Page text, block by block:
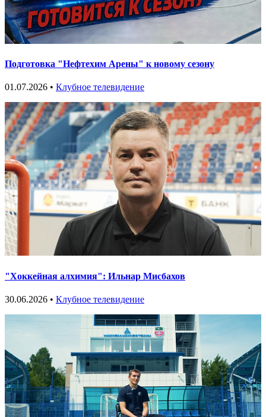
Подготовка "Нефтехим Арены" к новому сезону
01.07.2026 • Клубное телевидение
"Хоккейная алхимия": Ильнар Мисбахов
30.06.2026 • Клубное телевидение